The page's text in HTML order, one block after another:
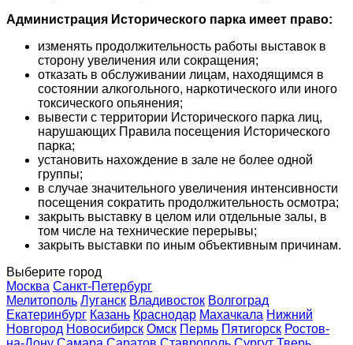
Администрация Исторического парка имеет право:
изменять продолжительность работы выставок в
сторону увеличения или сокращения;
отказать в обслуживании лицам, находящимся в
состоянии алкогольного, наркотического или иного
токсического опьянения;
вывести с территории Исторического парка лиц,
нарушающих Правила посещения Исторического
парка;
установить нахождение в зале не более одной
группы;
в случае значительного увеличения интенсивности
посещения сократить продолжительность осмотра;
закрыть выставку в целом или отдельные залы, в
том числе на технические перерывы;
закрыть выставки по иным объективным причинам.
Выберите город
Москва Санкт-Петербург
Мелитополь Луганск Владивосток Волгоград
Екатеринбург Казань Краснодар Махачкала Нижний
Новгород Новосибирск Омск Пермь Пятигорск Ростов-